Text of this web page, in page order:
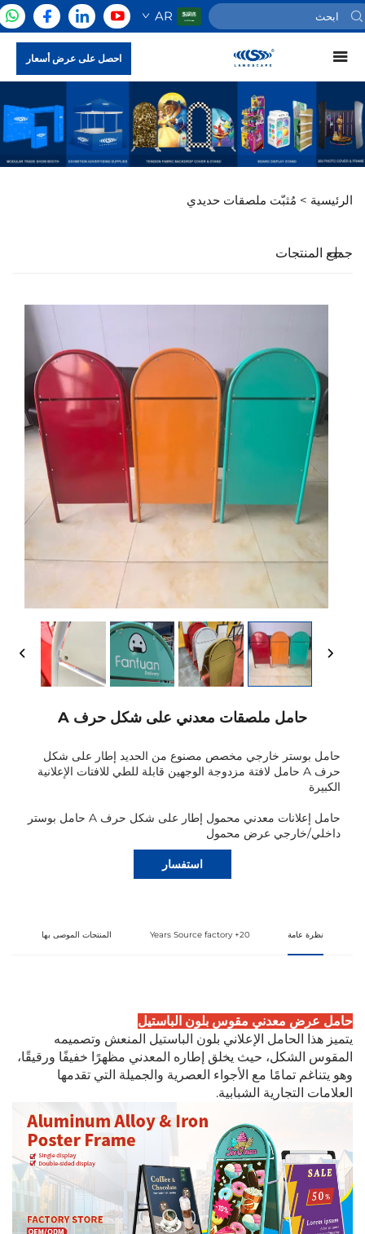
AR
احصل على عرض أسعار
الرئيسية > مُثبّت ملصقات حديدي
جميع المنتجات
حامل ملصقات معدني على شكل حرف A
حامل بوستر خارجي مخصص مصنوع من الحديد إطار على شكل
حرف A حامل لافتة مزدوجة الوجهين قابلة للطي للافتات الإعلانية
الكبيرة
حامل إعلانات معدني محمول إطار على شكل حرف A حامل بوستر
داخلي/خارجي عرض محمول
استفسار
نظرة عامة 20+ Years Source factory المنتجات الموصى بها
حامل عرض معدني مقوس بلون الباستيل
يتميز هذا الحامل الإعلاني بلون الباستيل المنعش وتصميمه
المقوس الشكل، حيث يخلق إطاره المعدني مظهرًا خفيفًا ورقيقًا،
وهو يتناغم تمامًا مع الأجواء العصرية والجميلة التي تقدمها
العلامات التجارية الشبابية.